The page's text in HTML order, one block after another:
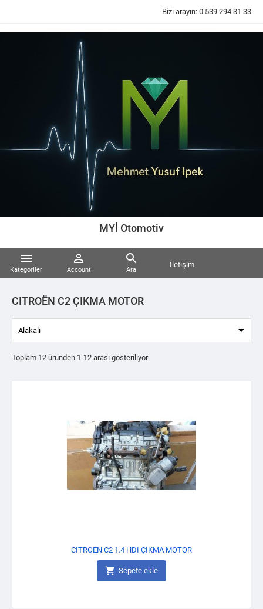
Bizi arayın: 0 539 294 31 33
MYİ Otomotiv

Kategoriler

Account

Ara
İletişim
CITROËN C2 ÇIKMA MOTOR
Alakalı 
Toplam 12 üründen 1-12 arası gösteriliyor
CITROEN C2 1.4 HDI ÇIKMA MOTOR
 Sepete ekle